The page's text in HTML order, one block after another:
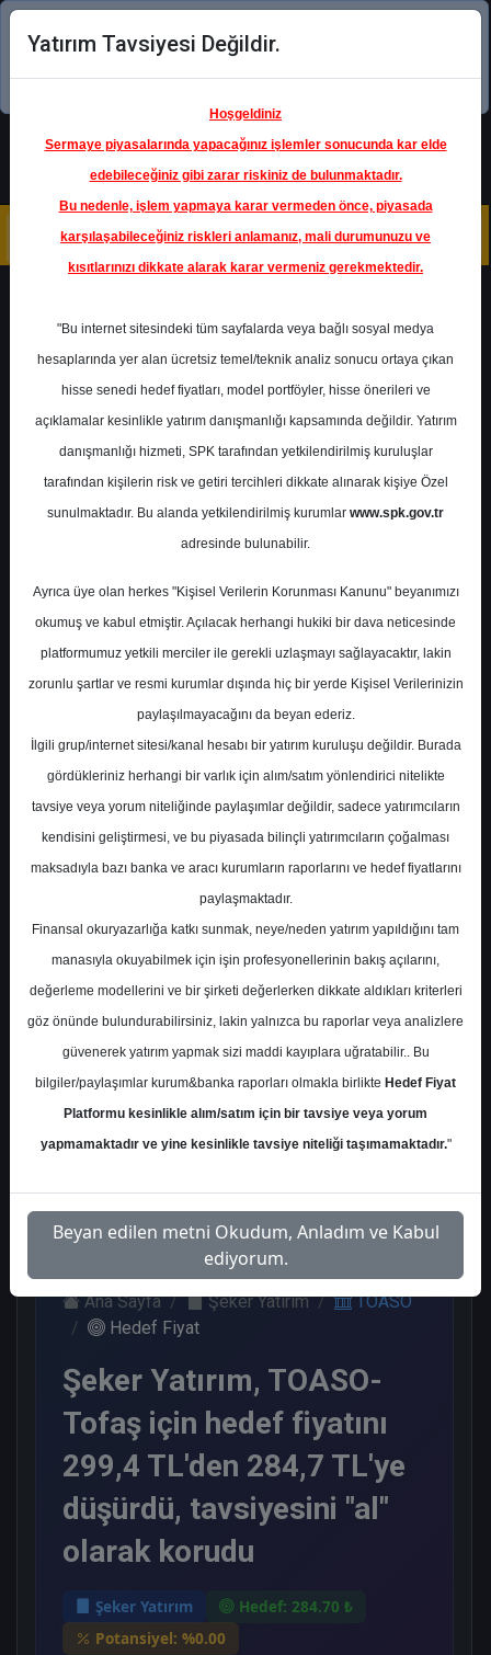
Şimdi uygulamayı indirin!
TOASO- TOFAŞ TÜRK
OTOMOBİL FABRİKASI A.Ş.
Hedef Fiyat 284.70 ₺
Getiri
%0.00
0 3
En Yüksek Tahmin
Ortalama Fiyat Tahmini
Ortalama Getiri Potansiyeli
Kurum Sayısı
17
10 1
Paralel
Get.
2
Üstü
Get.
3
Yok
1
Salı, 29 Nisan 2025
Ana Sayfa Şeker Yatırım
TOASO
Hedef Fiyat
Şeker Yatırım, TOASO-
Tofaş için hedef fiyatını
299,4 TL'den 284,7 TL'ye
düşürdü, tavsiyesini "al"
olarak korudu
Şeker Yatırım
Hedef: 284.70 ₺
Potansiyel: %0.00
Yatırım Tavsiyesi Değildir.
Hoşgeldiniz
Sermaye piyasalarında yapacağınız işlemler sonucunda kar elde
edebileceğiniz gibi zarar riskiniz de bulunmaktadır.
Bu nedenle, işlem yapmaya karar vermeden önce, piyasada
karşılaşabileceğiniz riskleri anlamanız, mali durumunuzu ve
kısıtlarınızı dikkate alarak karar vermeniz gerekmektedir.
"Bu internet sitesindeki tüm sayfalarda veya bağlı sosyal medya
hesaplarında yer alan ücretsiz temel/teknik analiz sonucu ortaya çıkan
hisse senedi hedef fiyatları, model portföyler, hisse önerileri ve
açıklamalar kesinlikle yatırım danışmanlığı kapsamında değildir. Yatırım
danışmanlığı hizmeti, SPK tarafından yetkilendirilmiş kuruluşlar
tarafından kişilerin risk ve getiri tercihleri dikkate alınarak kişiye Özel
sunulmaktadır. Bu alanda yetkilendirilmiş kurumlar www.spk.gov.tr
adresinde bulunabilir.
Ayrıca üye olan herkes "Kişisel Verilerin Korunması Kanunu" beyanımızı
okumuş ve kabul etmiştir. Açılacak herhangi hukiki bir dava neticesinde
platformumuz yetkili merciler ile gerekli uzlaşmayı sağlayacaktır, lakin
zorunlu şartlar ve resmi kurumlar dışında hiç bir yerde Kişisel Verilerinizin
paylaşılmayacağını da beyan ederiz.
İlgili grup/internet sitesi/kanal hesabı bir yatırım kuruluşu değildir. Burada
gördükleriniz herhangi bir varlık için alım/satım yönlendirici nitelikte
tavsiye veya yorum niteliğinde paylaşımlar değildir, sadece yatırımcıların
kendisini geliştirmesi, ve bu piyasada bilinçli yatırımcıların çoğalması
maksadıyla bazı banka ve aracı kurumların raporlarını ve hedef fiyatlarını
paylaşmaktadır.
Finansal okuryazarlığa katkı sunmak, neye/neden yatırım yapıldığını tam
manasıyla okuyabilmek için işin profesyonellerinin bakış açılarını,
değerleme modellerini ve bir şirketi değerlerken dikkate aldıkları kriterleri
göz önünde bulundurabilirsiniz, lakin yalnızca bu raporlar veya analizlere
güvenerek yatırım yapmak sizi maddi kayıplara uğratabilir.. Bu
bilgiler/paylaşımlar kurum&banka raporları olmakla birlikte Hedef Fiyat
Platformu kesinlikle alım/satım için bir tavsiye veya yorum
yapmamaktadır ve yine kesinlikle tavsiye niteliği taşımamaktadır."
Beyan edilen metni Okudum, Anladım ve Kabul
ediyorum.